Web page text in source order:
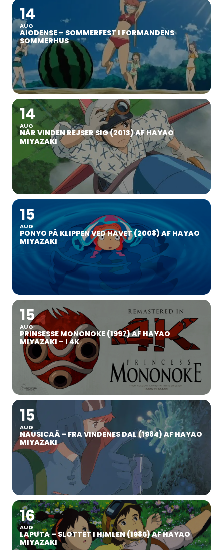
14
AUG
AIODENSE – SOMMERFEST I FORMANDENS
SOMMERHUS
14
AUG
NÅR VINDEN REJSER SIG (2013) AF HAYAO
MIYAZAKI
15
AUG
PONYO PÅ KLIPPEN VED HAVET (2008) AF HAYAO
MIYAZAKI
15
AUG
PRINSESSE MONONOKE (1997) AF HAYAO
MIYAZAKI – I 4K
15
AUG
NAUSICAÄ – FRA VINDENES DAL (1984) AF HAYAO
MIYAZAKI
16
AUG
LAPUTA – SLOTTET I HIMLEN (1986) AF HAYAO
MIYAZAKI